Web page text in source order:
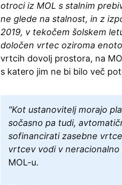
otroci iz MOL s stalnim
ne glede na stalnost, in z
2019, v tekočem šolskem
določen vrtec oziroma
vrtcih dovolj prostora, na
s katero jim ne bi bilo več
"Kot ustanovitelj morajo
sočasno pa tudi,
sofinancirati zasebne
vrtcev vodi v neracionalno
MOL-u.